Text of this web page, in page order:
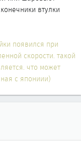
втулки
появился при
скорости. такой
что может
с япониии)